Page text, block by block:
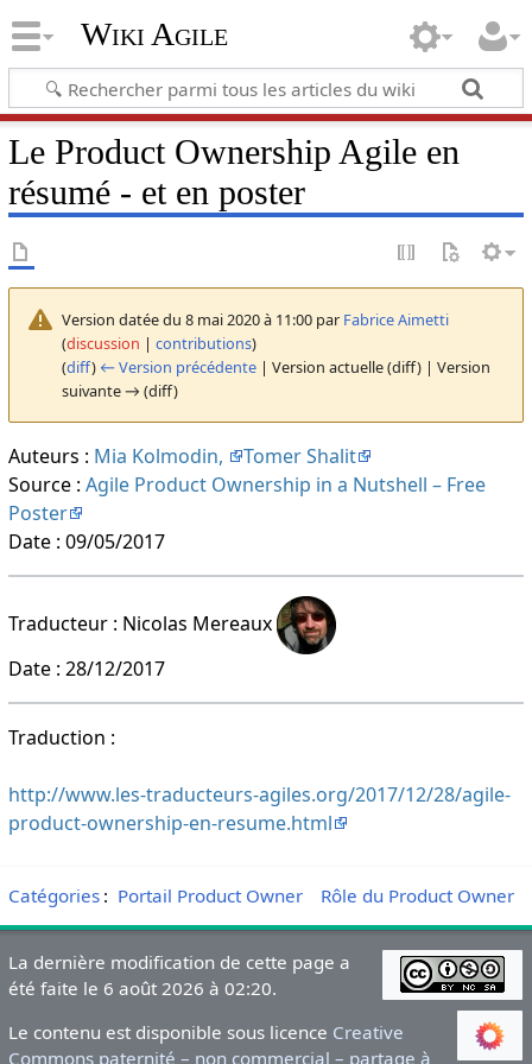
Wiki Agile
Le Product Ownership Agile en
résumé - et en poster
Version datée du 8 mai 2020 à 11:00 par Fabrice Aimetti
(discussion | contributions)
(diff) ← Version précédente| Version actuelle (diff) | Version
suivante → (diff)
Auteurs : Mia Kolmodin,
Tomer Shalit
Source : Agile Product Ownership in a Nutshell – Free
Poster
Date : 09/05/2017
Traducteur : Nicolas Mereaux
Date : 28/12/2017
Traduction :
http://www.les-traducteurs-agiles.org/2017/12/28/agile-
product-ownership-en-resume.html
Catégories: Portail Product Owner Rôle du Product Owner
La dernière modification de cette page a
été faite le 6 août 2026 à 02:20.
Le contenu est disponible sous licence Creative
Commons paternité – non commercial – partage à